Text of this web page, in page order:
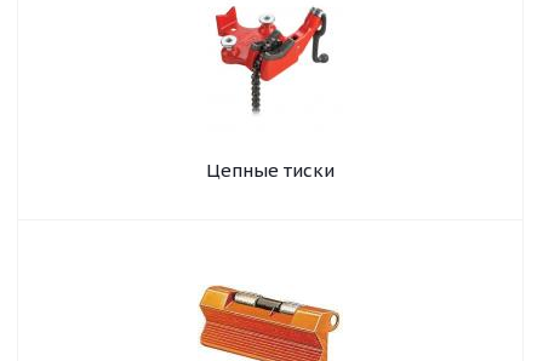
Цепные тиски